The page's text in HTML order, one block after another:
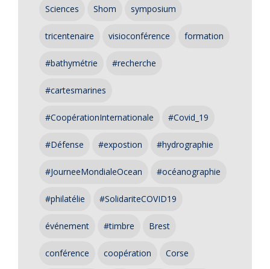
Sciences Shom symposium
tricentenaire visioconférence formation
#bathymétrie #recherche
#cartesmarines
#CoopérationInternationale #Covid_19
#Défense #expostion #hydrographie
#JourneeMondialeOcean #océanographie
#philatélie #SolidariteCOVID19
événement #timbre Brest
conférence coopération Corse